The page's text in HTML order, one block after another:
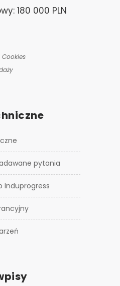
180 000 PLN
pytania
Induprogress